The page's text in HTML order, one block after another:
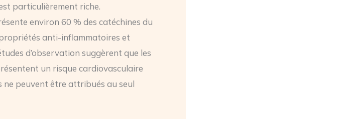
particulièrement riche.
environ 60 % des catéchines du
anti-inflammatoires et
d’observation suggèrent que les
un risque cardiovasculaire
ne peuvent être attribués au seul